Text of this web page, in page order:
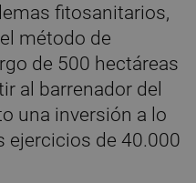
fitosanitarios,
método de
de 500 hectáreas
al barrenador del
una inversión a lo
ejercicios de 40.000